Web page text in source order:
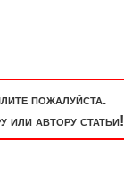
пожалуйста.
автору статьи!